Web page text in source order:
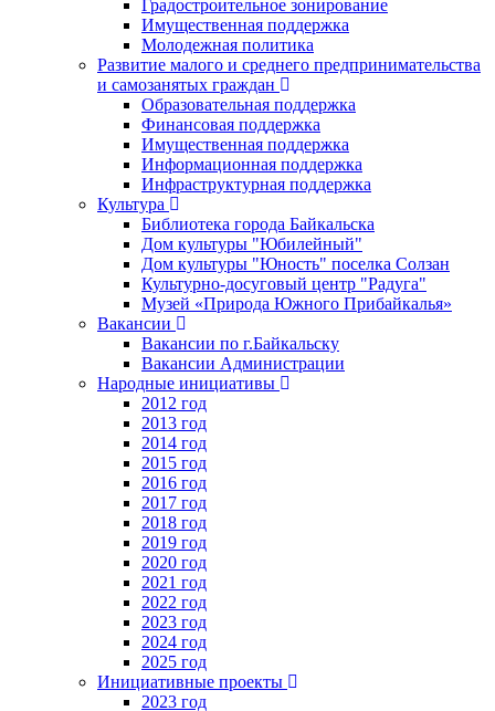
Градостроительное зонирование
Имущественная поддержка
Молодежная политика
Развитие малого и среднего предпринимательства
и самозанятых граждан
Образовательная поддержка
Финансовая поддержка
Имущественная поддержка
Информационная поддержка
Инфраструктурная поддержка
Культура
Библиотека города Байкальска
Дом культуры "Юбилейный"
Дом культуры "Юность" поселка Солзан
Культурно-досуговый центр "Радуга"
Музей «Природа Южного Прибайкалья»
Вакансии
Вакансии по г.Байкальску
Вакансии Администрации
Народные инициативы
2012 год
2013 год
2014 год
2015 год
2016 год
2017 год
2018 год
2019 год
2020 год
2021 год
2022 год
2023 год
2024 год
2025 год
Инициативные проекты
2023 год